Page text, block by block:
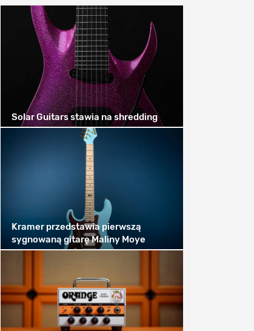
Solar Guitars stawia na shredding
Kramer przedstawia pierwszą
sygnowaną gitarę Maliny Moye